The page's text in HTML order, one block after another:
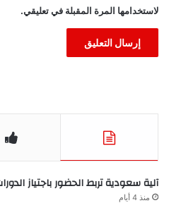
لاستخدامها المرة المقبلة في تعليقي.
آلية سعودية تربط الحضور باجتياز
منذ 4 أيام